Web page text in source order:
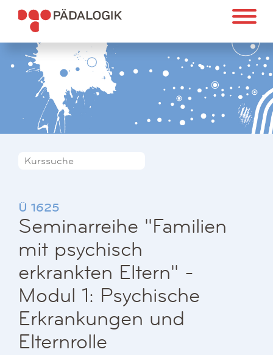
Ü 1625
Seminarreihe "Familien
mit psychisch
erkrankten Eltern" -
Modul 1: Psychische
Erkrankungen und
Elternrolle